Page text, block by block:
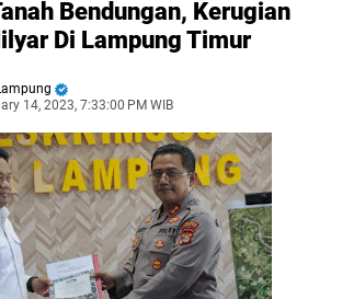
Bendungan, Kerugian
Di Lampung Timur
14, 2023, 7:33:00 PM WIB